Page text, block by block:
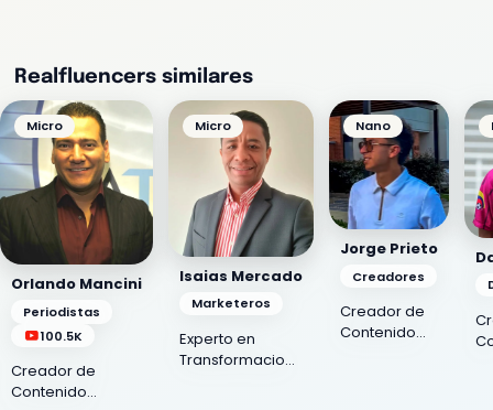
Realfluencers similares
Micro
Orlando Mancini
Periodistas
100.5K
Creador de
Contenido
Micro
Isaias Mercado
Marketeros
Experto en
Transformacion
Nano
Jorge Prieto
Creadores
Creador de
Contenido